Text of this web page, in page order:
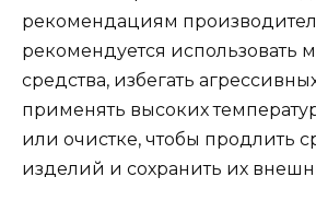
рекомендациям
рекомендуется использовать
средства, избегать
применять высоких
или очистке, чтобы продлить
изделий и сохранить их